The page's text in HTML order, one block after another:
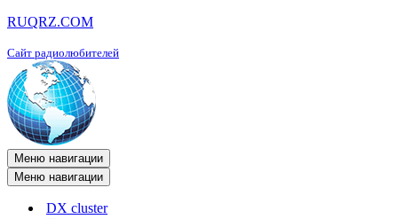
RUQRZ.COM
Сайт радиолюбителей
Меню навигации
Меню навигации
DX cluster